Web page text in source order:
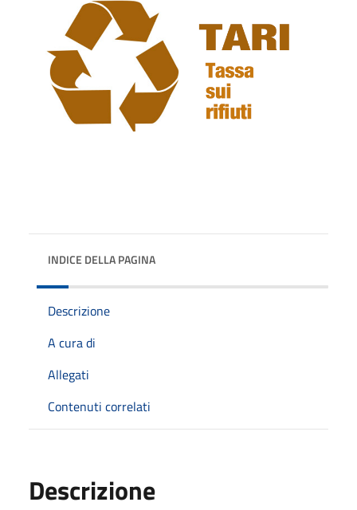
INDICE DELLA PAGINA
Descrizione
A cura di
Allegati
Contenuti correlati
Descrizione